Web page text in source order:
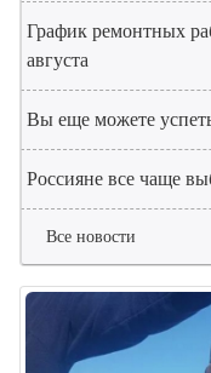
График ремонтных
августа
Вы еще можете
Россияне все чаще
Все новости